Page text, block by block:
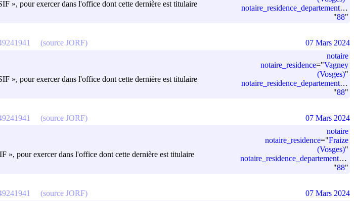
», pour exercer dans l'office dont cette dernière est titulaire
notaire_residence_departement_code
"88"
», pour exercer dans l'office dont cette dernière est titulaire
notaire
notaire_residence="Vagney
(Vosges)"
notaire_residence_departement_code
"88"
(source JORF) 07 Mars 2024
pour exercer dans l'office dont cette dernière est titulaire
notaire
notaire_residence="Fraize
(Vosges)"
notaire_residence_departement_code
"88"
(source JORF) 07 Mars 2024
(source JORF) 07 Mars 2024